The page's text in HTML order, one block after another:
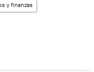
y finanzas